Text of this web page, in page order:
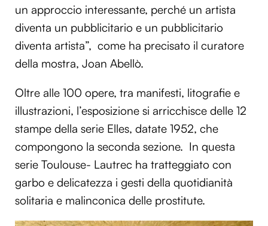
un approccio interessante, perché un artista
diventa un pubblicitario e un pubblicitario
diventa artista”, come ha precisato il curatore
della mostra, Joan Abellò.
Oltre alle 100 opere, tra manifesti, litografie e
illustrazioni, l’esposizione si arricchisce delle 12
stampe della serie Elles, datate 1952, che
compongono la seconda sezione. In questa
serie Toulouse- Lautrec ha tratteggiato con
garbo e delicatezza i gesti della quotidianità
solitaria e malinconica delle prostitute.